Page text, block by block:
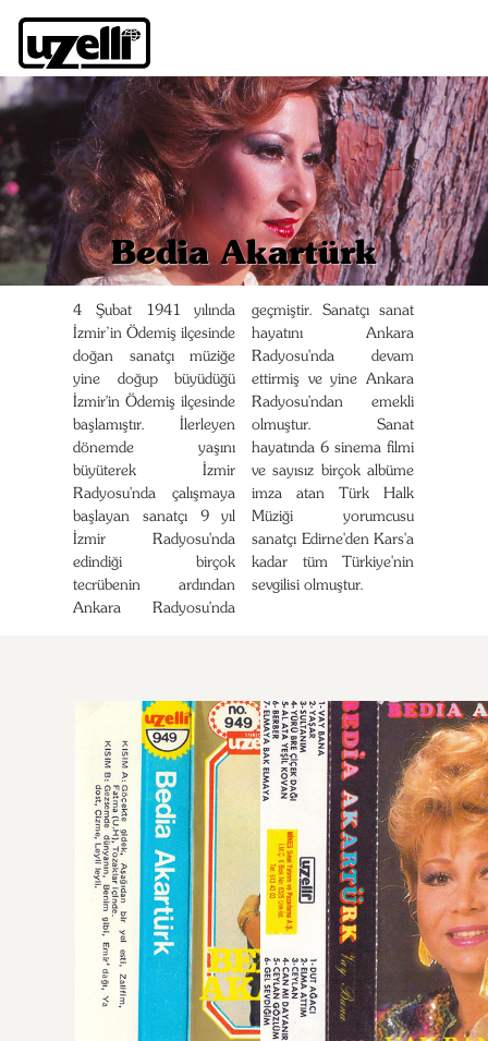
Bedia Akartürk
4 Şubat 1941 yılında
İzmir’in Ödemiş ilçesinde
doğan sanatçı müziğe
yine doğup büyüdüğü
İzmir'in Ödemiş ilçesinde
başlamıştır. İlerleyen
dönemde yaşını
büyüterek İzmir
Radyosu'nda çalışmaya
başlayan sanatçı 9 yıl
İzmir Radyosu'nda
edindiği birçok
tecrübenin ardından
Ankara Radyosu'nda
geçmiştir. Sanatçı sanat
hayatını Ankara
Radyosu'nda devam
ettirmiş ve yine Ankara
Radyosu'ndan emekli
olmuştur. Sanat
hayatında 6 sinema filmi
ve sayısız birçok albüme
imza atan Türk Halk
Müziği yorumcusu
sanatçı Edirne'den Kars'a
kadar tüm Türkiye'nin
sevgilisi olmuştur.